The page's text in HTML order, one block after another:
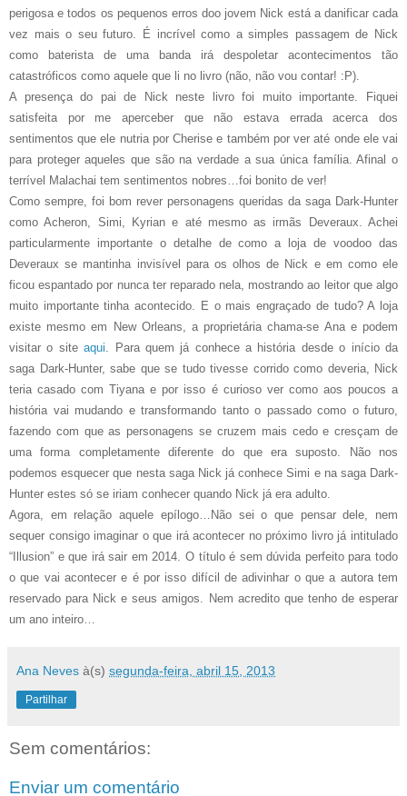
perigosa e todos os pequenos erros doo jovem Nick está a danificar cada
vez mais o seu futuro. É incrível como a simples passagem de Nick
como baterista de uma banda irá despoletar acontecimentos tão
catastróficos como aquele que li no livro (não, não vou contar! :P).
A presença do pai de Nick neste livro foi muito importante. Fiquei
satisfeita por me aperceber que não estava errada acerca dos
sentimentos que ele nutria por Cherise e também por ver até onde ele vai
para proteger aqueles que são na verdade a sua única família. Afinal o
terrível Malachai tem sentimentos nobres…foi bonito de ver!
Como sempre, foi bom rever personagens queridas da saga Dark-Hunter
como Acheron, Simi, Kyrian e até mesmo as irmãs Deveraux. Achei
particularmente importante o detalhe de como a loja de voodoo das
Deveraux se mantinha invisível para os olhos de Nick e em como ele
ficou espantado por nunca ter reparado nela, mostrando ao leitor que algo
muito importante tinha acontecido. E o mais engraçado de tudo? A loja
existe mesmo em New Orleans, a proprietária chama-se Ana e podem
visitar o siteaqui . Para quem já conhece a história desde o início da
saga Dark-Hunter, sabe que se tudo tivesse corrido como deveria, Nick
teria casado com Tiyana e por isso é curioso ver como aos poucos a
história vai mudando e transformando tanto o passado como o futuro,
fazendo com que as personagens se cruzem mais cedo e cresçam de
uma forma completamente diferente do que era suposto. Não nos
podemos esquecer que nesta saga Nick já conhece Simi e na saga Dark-
Hunter estes só se iriam conhecer quando Nick já era adulto.
Agora, em relação aquele epílogo…Não sei o que pensar dele, nem
sequer consigo imaginar o que irá acontecer no próximo livro já intitulado
“Illusion” e que irá sair em 2014. O título é sem dúvida perfeito para todo
o que vai acontecer e é por isso difícil de adivinhar o que a autora tem
reservado para Nick e seus amigos. Nem acredito que tenho de esperar
um ano inteiro…
Ana Neves à(s) segunda-feira, abril 15, 2013
Partilhar
Sem comentários:
Enviar um comentário